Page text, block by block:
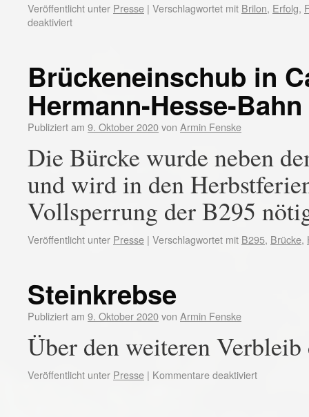
Veröffentlicht unter Presse | Verschlagwortet mit Brilon, Erfolg,
deaktiviert
Brückeneinschub in
Hermann-Hesse-Bahn
Publiziert am 9. Oktober 2020von Armin Fenske
Die Bürcke wurde neben
und wird in den
Vollsperrung der B295
Veröffentlicht unter Presse | Verschlagwortet mit B295, Brücke,
Steinkrebse
Publiziert am 9. Oktober 2020von Armin Fenske
Über den weiteren Verbleib
Veröffentlicht unter Presse | Kommentare deaktiviert